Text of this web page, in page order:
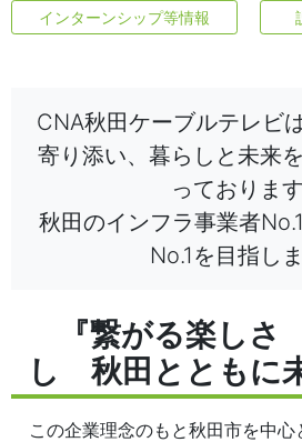
インターンシップ等情報
CNA秋田ケーブルテレビ
寄り添い、暮らしと未来
っております
秋田のインフラ事業者
No.1を目指し
『繋がる楽しさ
し 秋田とともに
この企業理念のもと秋田市を中心